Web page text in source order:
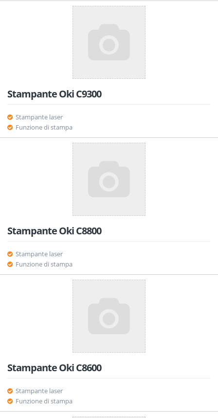
Stampante Oki C9300
Stampante laser
Funzione di stampa
Stampante Oki C8800
Stampante laser
Funzione di stampa
Stampante Oki C8600
Stampante laser
Funzione di stampa